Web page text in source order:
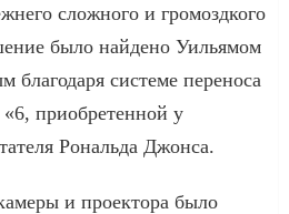
сложного и громоздкого
было найдено Уильямом
системе переноса
«6, приобретенной у
Рональда Джонса.
и проектора было